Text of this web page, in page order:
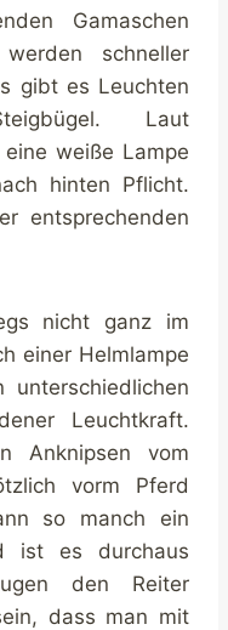
Gamaschen
schneller
gibt es Leuchten
Laut
weiße Lampe
hinten Pflicht.
entsprechenden
nicht ganz im
einer Helmlampe
Leuchtkraft.
Anknipsen vom
vorm Pferd
so manch ein
ist es durchaus
den Reiter
dass man mit